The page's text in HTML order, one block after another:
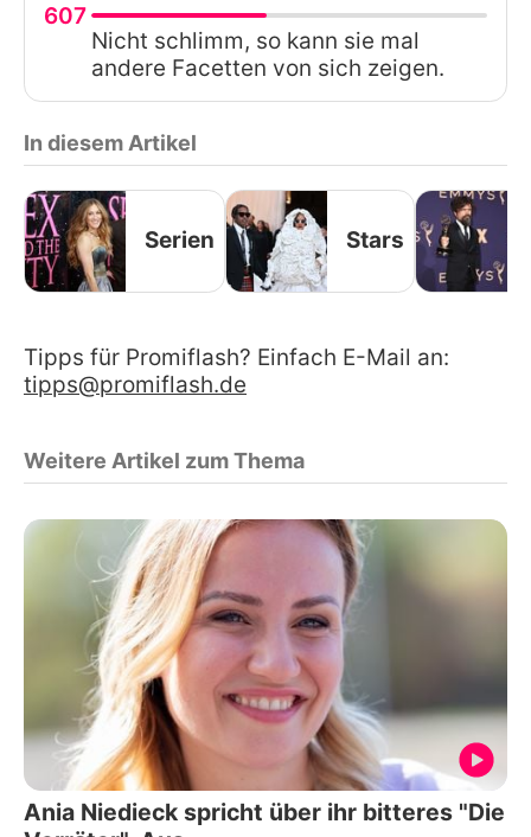
607
Nicht schlimm, so kann sie mal
andere Facetten von sich zeigen.
In diesem Artikel
Serien Stars
Tipps für Promiflash? Einfach E-Mail an:
tipps@promiflash.de
Weitere Artikel zum Thema
Ania Niedieck spricht über ihr bitteres "Die